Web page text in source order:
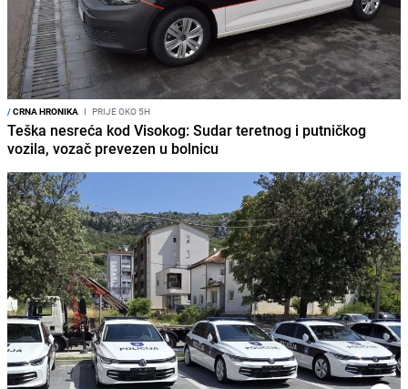
/CRNA HRONIKA I PRIJE OKO 5H
Teška nesreća kod Visokog: Sudar teretnog i putničkog
vozila, vozač prevezen u bolnicu